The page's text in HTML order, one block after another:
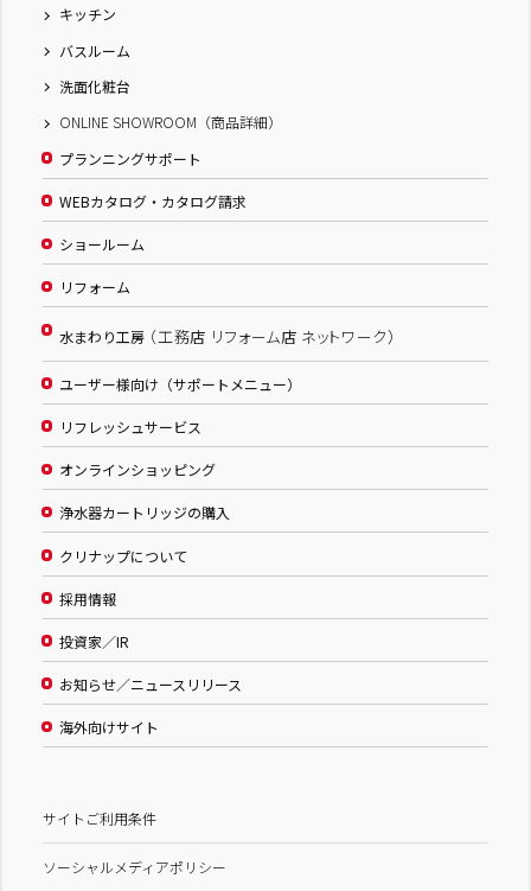
キッチン
バスルーム
洗面化粧台
ONLINE SHOWROOM（商品詳細）
プランニングサポート
WEBカタログ・カタログ請求
ショールーム
リフォーム
水まわり工房 （工務店 リフォーム店 ネットワーク）
ユーザー様向け（サポートメニュー）
リフレッシュサービス
オンラインショッピング
浄水器カートリッジの購入
クリナップについて
採用情報
投資家／IR
お知らせ／ニュースリリース
海外向けサイト
サイトご利用条件
ソーシャルメディアポリシー